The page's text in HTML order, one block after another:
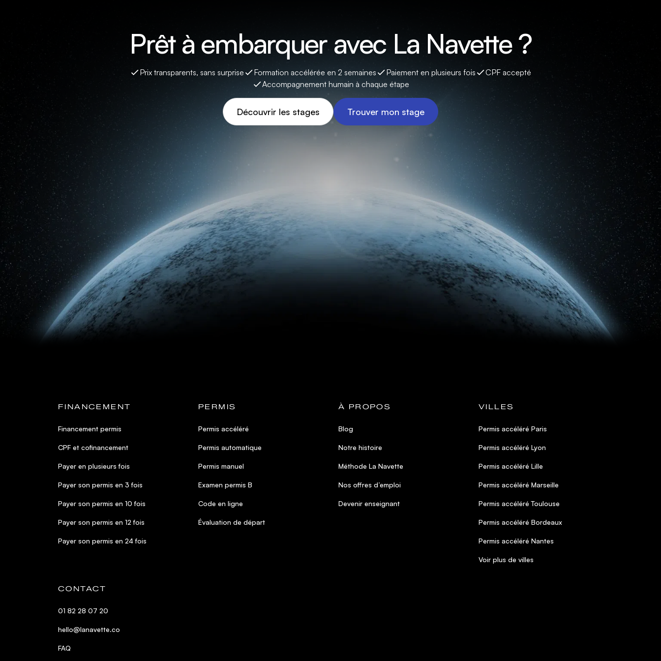
Prêt à embarquer avec La Navette ?
Prix transparents, sans surprise Formation accélérée en 2 semaines Paiement en plusieurs fois
CPF accepté
Accompagnement humain à chaque étape
Découvrir les stages Trouver mon stage
FINANCEMENT
Financement permis
CPF et cofinancement
Payer en plusieurs fois
Payer son permis en 3 fois
Payer son permis en 10 fois
Payer son permis en 12 fois
Payer son permis en 24 fois
PERMIS
Permis accéléré
Permis automatique
Permis manuel
Examen permis B
Code en ligne
Évaluation de départ
À PROPOS
Blog
Notre histoire
Méthode La Navette
Nos offres d’emploi
Devenir enseignant
VILLES
Permis accéléré Paris
Permis accéléré Lyon
Permis accéléré Lille
Permis accéléré Marseille
Permis accéléré Toulouse
Permis accéléré Bordeaux
Permis accéléré Nantes
Voir plus de villes
CONTACT
01 82 28 07 20
hello@lanavette.co
FAQ